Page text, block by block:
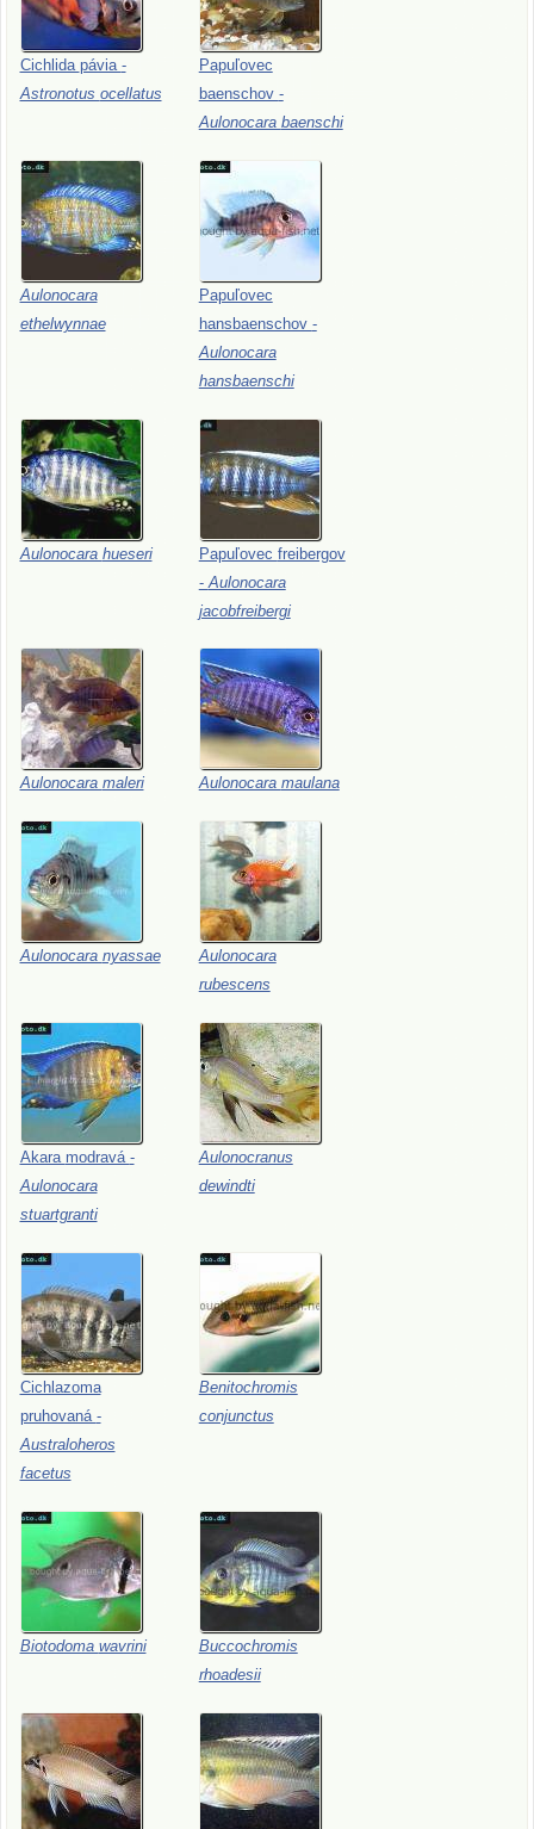
Cichlida pávia -
Astronotus ocellatus
Papuľovec
baenschov -
Aulonocara baenschi
Aulonocara
ethelwynnae
Papuľovec
hansbaenschov -
Aulonocara
hansbaenschi
Aulonocara hueseri Papuľovec freibergov
- Aulonocara
jacobfreibergi
Aulonocara maleri Aulonocara maulana
Aulonocara nyassae
Aulonocara
rubescens
Akara modravá -
Aulonocara
stuartgranti
Aulonocranus
dewindti
Cichlazoma
pruhovaná -
Australoheros
facetus
Benitochromis
conjunctus
Biotodoma wavrini
Buccochromis
rhoadesii